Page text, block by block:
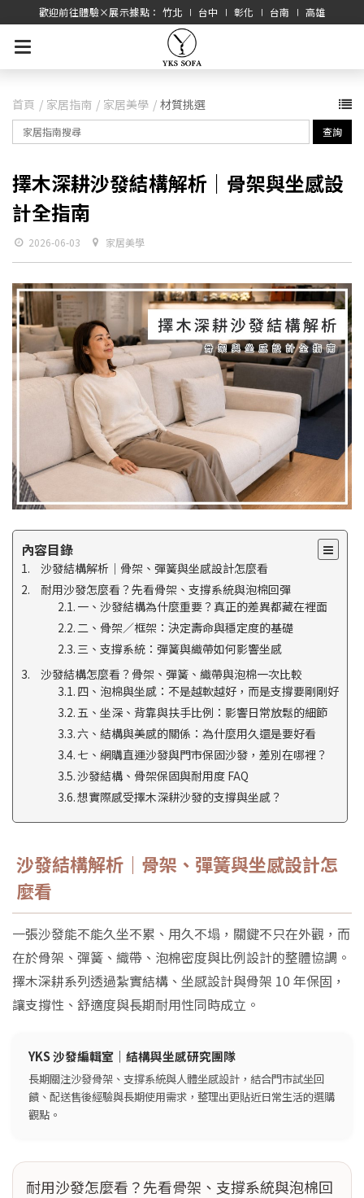
歡迎前往體驗×展示據點： 竹北 ∣ 台中 ∣ 彰化 ∣ 台南 ∣ 高雄
首頁 家居指南 家居美學 材質挑選
查詢
擇木深耕沙發結構解析｜骨架與坐感設
計全指南
2026-06-03 家居美學
內容目錄
沙發結構解析｜骨架、彈簧與坐感設計怎麼看
耐用沙發怎麼看？先看骨架、支撐系統與泡棉回彈
一、沙發結構為什麼重要？真正的差異都藏在裡面
二、骨架／框架：決定壽命與穩定度的基礎
三、支撐系統：彈簧與織帶如何影響坐感
沙發結構怎麼看？骨架、彈簧、織帶與泡棉一次比較
四、泡棉與坐感：不是越軟越好，而是支撐要剛剛好
五、坐深、背靠與扶手比例：影響日常放鬆的細節
六、結構與美感的關係：為什麼用久還是要好看
七、網購直運沙發與門市保固沙發，差別在哪裡？
沙發結構、骨架保固與耐用度 FAQ
想實際感受擇木深耕沙發的支撐與坐感？
沙發結構解析｜骨架、彈簧與坐感設計怎
麼看
一張沙發能不能久坐不累、用久不塌，關鍵不只在外觀，而
在於骨架、彈簧、織帶、泡棉密度與比例設計的整體協調。
擇木深耕系列透過紮實結構、坐感設計與骨架 10 年保固，
讓支撐性、舒適度與長期耐用性同時成立。
YKS 沙發編輯室 ｜結構與坐感研究團隊
長期關注沙發骨架、支撐系統與人體坐感設計，結合門市試坐回
饋、配送售後經驗與長期使用需求，整理出更貼近日常生活的選購
觀點。
耐用沙發怎麼看？先看骨架、支撐系統與泡棉回